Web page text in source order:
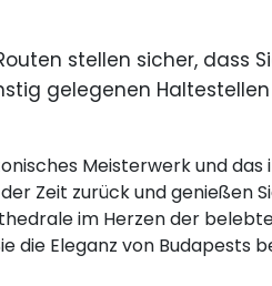
stellen sicher, dass
gelegenen
Meisterwerk und das
der Zeit zurück und genießen
im Herzen der
die Eleganz von Budapests